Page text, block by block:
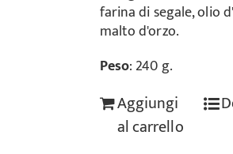
farina di segale, olio
malto d'orzo.
Peso: 240 g.
Aggiungi
al carrello